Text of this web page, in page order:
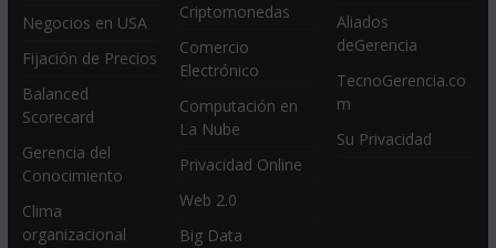
Negocios en USA
Fijación de Precios
Balanced
Scorecard
Gerencia del
Conocimiento
Clima
organizacional
Criptomonedas
Comercio
Electrónico
Computación en
La Nube
Privacidad Online
Web 2.0
Big Data
Aliados
deGerencia
TecnoGerencia.co
m
Su Privacidad